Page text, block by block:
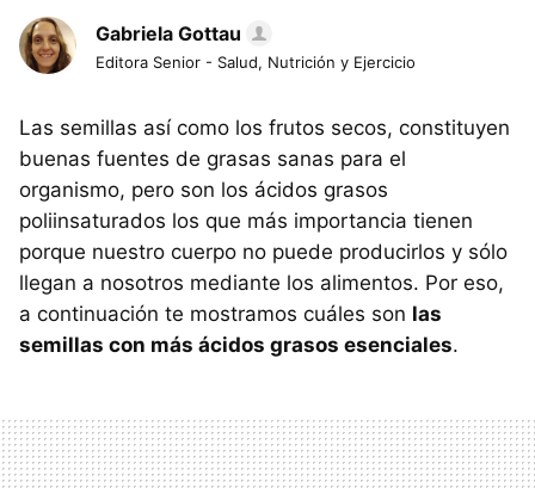
Gabriela Gottau
Editora Senior - Salud, Nutrición y Ejercicio
Las semillas así como los frutos secos, constituyen
buenas fuentes de grasas sanas para el
organismo, pero son los ácidos grasos
poliinsaturados los que más importancia tienen
porque nuestro cuerpo no puede producirlos y sólo
llegan a nosotros mediante los alimentos. Por eso,
a continuación te mostramos cuáles son las
semillas con más ácidos grasos esenciales.